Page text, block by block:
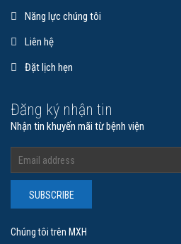
Năng lực chúng tôi
Liên hệ
Đặt lịch hẹn
Đăng ký nhận tin
Nhận tin khuyến mãi từ bệnh viện
SUBSCRIBE
Chúng tôi trên MXH